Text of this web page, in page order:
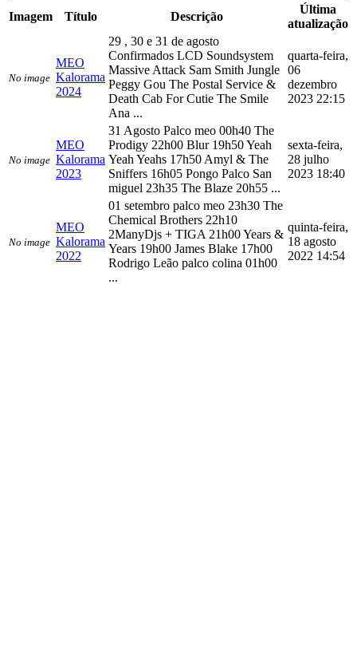
Imagem Título Descrição
Última
atualização
No image
MEO
Kalorama
2024
29 , 30 e 31 de agosto
Confirmados LCD Soundsystem
Massive Attack Sam Smith Jungle
Peggy Gou The Postal Service &
Death Cab For Cutie The Smile
Ana ...
quarta-feira,
06
dezembro
2023 22:15
No image
MEO
Kalorama
2023
31 Agosto Palco meo 00h40 The
Prodigy 22h00 Blur 19h50 Yeah
Yeah Yeahs 17h50 Amyl & The
Sniffers 16h05 Pongo Palco San
miguel 23h35 The Blaze 20h55 ...
sexta-feira,
28 julho
2023 18:40
No image
MEO
Kalorama
2022
01 setembro palco meo 23h30 The
Chemical Brothers 22h10
2ManyDjs + TIGA 21h00 Years &
Years 19h00 James Blake 17h00
Rodrigo Leão palco colina 01h00
...
quinta-feira,
18 agosto
2022 14:54